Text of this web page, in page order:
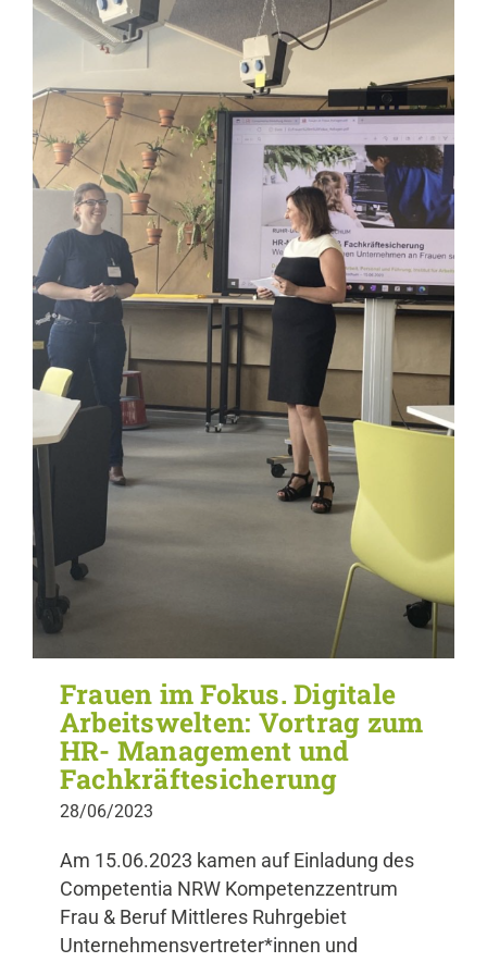
Frauen im Fokus. Digitale
Arbeitswelten: Vortrag zum
HR- Management und
Fachkräftesicherung
28/06/2023
Am 15.06.2023 kamen auf Einladung des
Competentia NRW Kompetenzzentrum
Frau & Beruf Mittleres Ruhrgebiet
Unternehmensvertreter*innen und